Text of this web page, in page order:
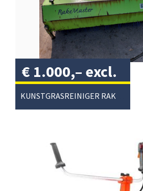
€ 1.000,– excl.
btw/